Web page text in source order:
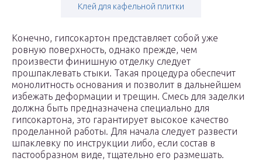
Клей для кафельной плитки
Конечно, гипсокартон представляет собой уже
ровную поверхность, однако прежде, чем
произвести финишную отделку следует
прошпаклевать стыки. Такая процедура обеспечит
монолитность основания и позволит в дальнейшем
избежать деформации и трещин. Смесь для заделки
должна быть предназначена специально для
гипсокартона, это гарантирует высокое качество
проделанной работы. Для начала следует развести
шпаклевку по инструкции либо, если состав в
пастообразном виде, тщательно его размешать.